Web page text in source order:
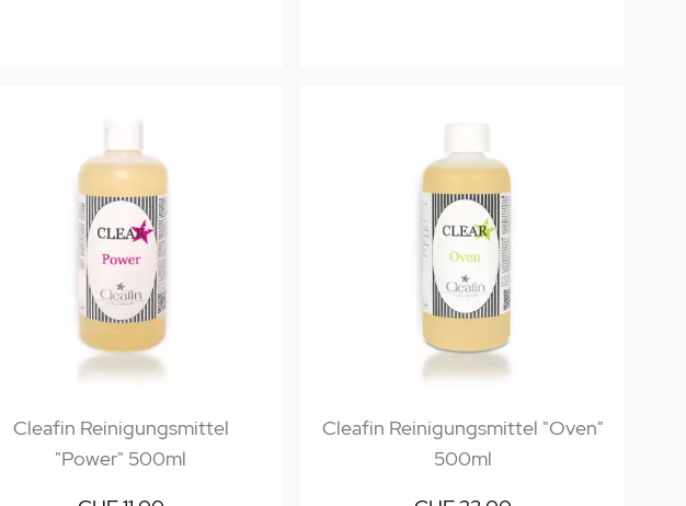
Cleafin Reinigungsmittel
"Power" 500ml
Cleafin Reinigungsmittel "Oven"
500ml